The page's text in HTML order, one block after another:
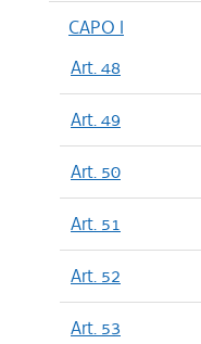
CAPO I
Art. 48
Art. 49
Art. 50
Art. 51
Art. 52
Art. 53